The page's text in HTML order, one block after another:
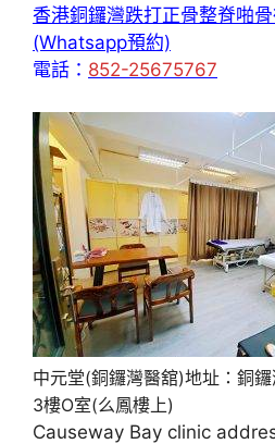
香港銅鑼灣跌打正骨整脊啪
(Whatsapp預約)
電話： 852-25675767
中元堂(銅鑼灣醫舘)地址：銅
3樓O室(么鳳樓上)
Causeway Bay clinic